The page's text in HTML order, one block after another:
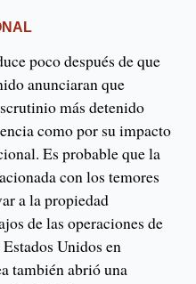
poco después de que
anunciaran que
más detenido
como por su impacto
Es probable que la
con los temores
a la propiedad
de las operaciones de
Unidos en
también abrió una